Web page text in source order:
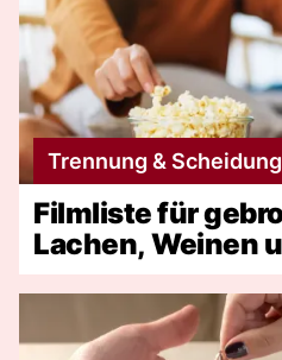
Trennung & Scheidung
Filmliste für
Lachen, Weinen